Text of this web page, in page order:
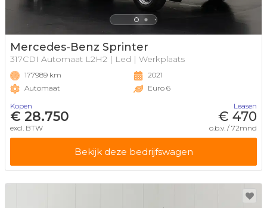
Mercedes-Benz Sprinter
317CDI Automaat L2H2 | Led | Werkplaats
177989 km
Automaat
2021
Euro 6
Kopen
€ 28.750
excl. BTW
Leasen
€ 470
o.b.v. / 72mnd
Bekijk deze bedrijfswagen